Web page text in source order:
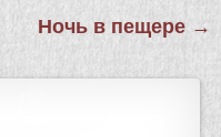
Ночь в пещере →